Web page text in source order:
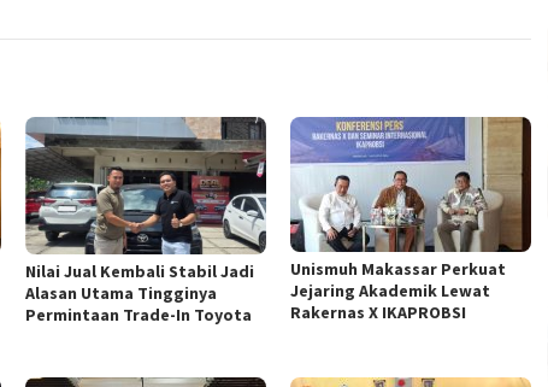
Nilai Jual Kembali Stabil Jadi
Alasan Utama Tingginya
Permintaan Trade-In Toyota
Unismuh Makassar Perkuat
Jejaring Akademik Lewat
Rakernas X IKAPROBSI